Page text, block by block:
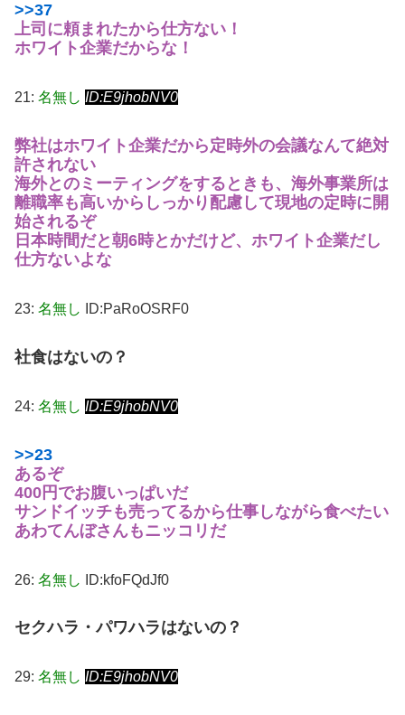
>>37
上司に頼まれたから仕方ない！
ホワイト企業だからな！
21: 名無し ID:E9jhobNV0
弊社はホワイト企業だから定時外の会議なんて絶対
許されない
海外とのミーティングをするときも、海外事業所は
離職率も高いからしっかり配慮して現地の定時に開
始されるぞ
日本時間だと朝6時とかだけど、ホワイト企業だし
仕方ないよな
23: 名無し ID:PaRoOSRF0
社食はないの？
24: 名無し ID:E9jhobNV0
>>23
あるぞ
400円でお腹いっぱいだ
サンドイッチも売ってるから仕事しながら食べたい
あわてんぼさんもニッコリだ
26: 名無し ID:kfoFQdJf0
セクハラ・パワハラはないの？
29: 名無し ID:E9jhobNV0